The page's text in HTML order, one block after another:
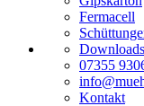
Fermacell
Downloads
07355
Kontakt